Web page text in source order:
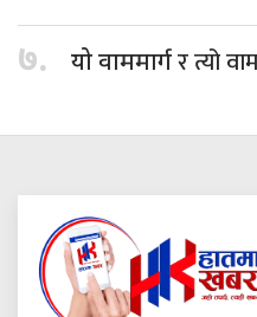
७. यो वाममार्गर त्यो